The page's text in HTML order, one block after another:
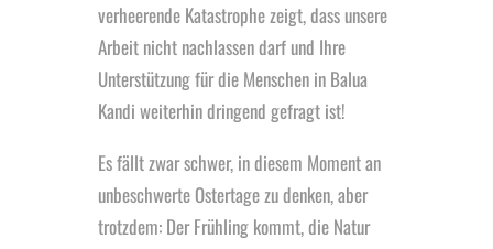
verheerende Katastrophe zeigt, dass unsere
Arbeit nicht nachlassen darf und Ihre
Unterstützung für die Menschen in Balua
Kandi weiterhin dringend gefragt ist!
Es fällt zwar schwer, in diesem Moment an
unbeschwerte Ostertage zu denken, aber
trotzdem: Der Frühling kommt, die Natur